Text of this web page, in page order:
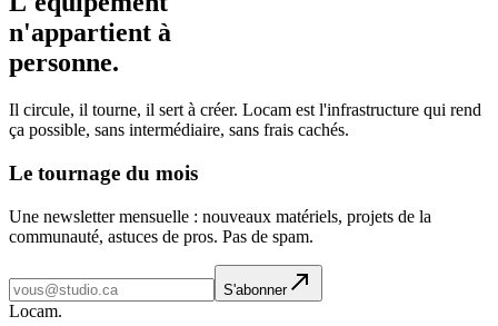
n'appartient à
personne.
Il circule, il tourne, il sert à créer. Locam est l'infrastructure qui rend
ça possible, sans intermédiaire, sans frais cachés.
Le tournage du mois
Une newsletter mensuelle : nouveaux matériels, projets de la
communauté, astuces de pros. Pas de spam.
S'abonner
Locam.